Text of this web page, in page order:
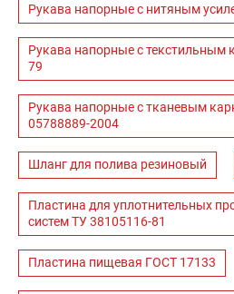
Рукава напорные с нитяным
Рукава напорные с текстильным
79
Рукава напорные с тканевым
05788889-2004
Шланг для полива резиновый
Пластина для уплотнительных
систем ТУ 38105116-81
Пластина пищевая ГОСТ 17133